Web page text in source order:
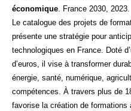
économique . France 2030, 2023.
Le catalogue des projets de
présente une stratégie pour
technologiques en France. Doté
d’euros, il vise à transformer
énergie, santé, numérique,
compétences. À travers plus de
favorise la création de formations